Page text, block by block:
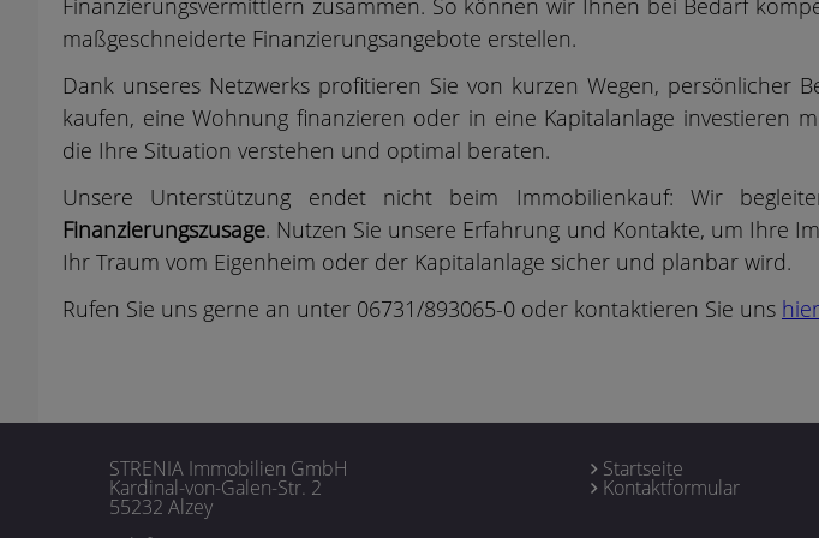
Finanzierungsvermittlern zusammen. So können wir Ihnen bei Bedarf
maßgeschneiderte Finanzierungsangebote erstellen.
Dank unseres Netzwerks profitieren Sie von kurzen Wegen, persönlicher
kaufen, eine Wohnung finanzieren oder in eine Kapitalanlage investieren
die Ihre Situation verstehen und optimal beraten.
Unsere Unterstützung endet nicht beim Immobilienkauf: Wir
Finanzierungszusage. Nutzen Sie unsere Erfahrung und Kontakte, um Ihre
Ihr Traum vom Eigenheim oder der Kapitalanlage sicher und planbar wird.
Rufen Sie uns gerne an unter 06731/893065-0 oder kontaktieren Sie uns hier
STRENIA Immobilien GmbH
Kardinal-von-Galen-Str. 2
55232 Alzey
Startseite
Kontaktformular